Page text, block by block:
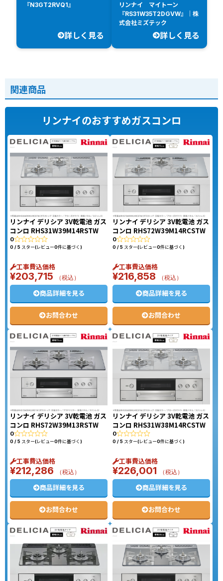
『N3GT2RVQ1』
詳しく見る
リンナイ マイトーン
『RS31W35T2DGVW』｜株
式会社ミズテック
詳しく見る
関連商品
リンナイのおすすめガスコンロ
リンナイ デリシア 3V乾電池 ガス
コンロ RHS31W39M14RSTW
0
0 / 5 スター(レビュー0件に基づく)
工事費込価格
¥203,715 （税込）
商品詳細を見る
お問合わせ
リンナイ デリシア 3V乾電池 ガス
コンロ RHS72W39M14RCSTW
0
0 / 5 スター(レビュー0件に基づく)
工事費込価格
¥216,858 （税込）
商品詳細を見る
お問合わせ
リンナイ デリシア 3V乾電池 ガス
コンロ RHS72W39M13RSTW
0
0 / 5 スター(レビュー0件に基づく)
工事費込価格
¥212,286 （税込）
商品詳細を見る
お問合わせ
リンナイ デリシア 3V乾電池 ガス
コンロ RHS31W38M14RCSTW
0
0 / 5 スター(レビュー0件に基づく)
工事費込価格
¥226,001 （税込）
商品詳細を見る
お問合わせ